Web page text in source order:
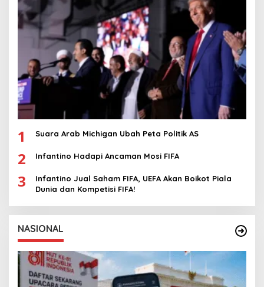
1 Suara Arab Michigan Ubah Peta Politik AS
2 Infantino Hadapi Ancaman Mosi FIFA
3
Infantino Jual Saham FIFA, UEFA Akan Boikot Piala
Dunia dan Kompetisi FIFA!
NASIONAL